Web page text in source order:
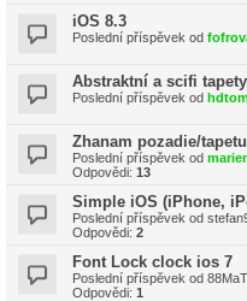
iOS 8.3
Poslední příspěvek od
Abstraktní a scifi tapety
Poslední příspěvek od hdtom
Zhanam pozadie/tapetu
Poslední příspěvek od
Odpovědi: 13
Simple iOS (iPhone,
Poslední příspěvek od
Odpovědi: 2
Font Lock clock ios 7
Poslední příspěvek od
Odpovědi: 1